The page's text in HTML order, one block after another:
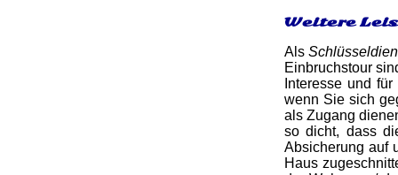
Weitere
Als
Einbruchstour
Interesse und
wenn Sie sich
als Zugang
so dicht, dass
Absicherung auf
Haus